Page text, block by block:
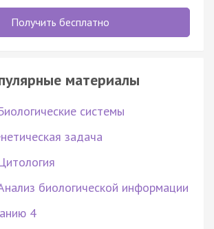
Получить бесплатно
материалы
системы
задача
биологической информации
4